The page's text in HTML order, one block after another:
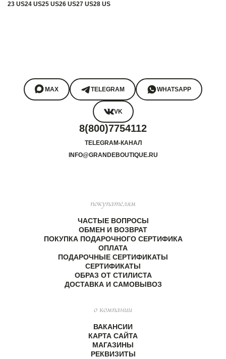
23 US24 US25 US26 US27 US28 US
MAX TELEGRAM WHATSAPP
VK
8(800)7754112
TELEGRAM-КАНАЛ
INFO@GRANDEBOUTIQUE.RU
покупателям
ЧАСТЫЕ ВОПРОСЫ
ОБМЕН И ВОЗВРАТ
ПОКУПКА ПОДАРОЧНОГО СЕРТИФИКА
ОПЛАТА
ПОДАРОЧНЫЕ СЕРТИФИКАТЫ
СЕРТИФИКАТЫ
ОБРАЗ ОТ СТИЛИСТА
ДОСТАВКА И САМОВЫВОЗ
о компании
ВАКАНСИИ
КАРТА САЙТА
МАГАЗИНЫ
РЕКВИЗИТЫ